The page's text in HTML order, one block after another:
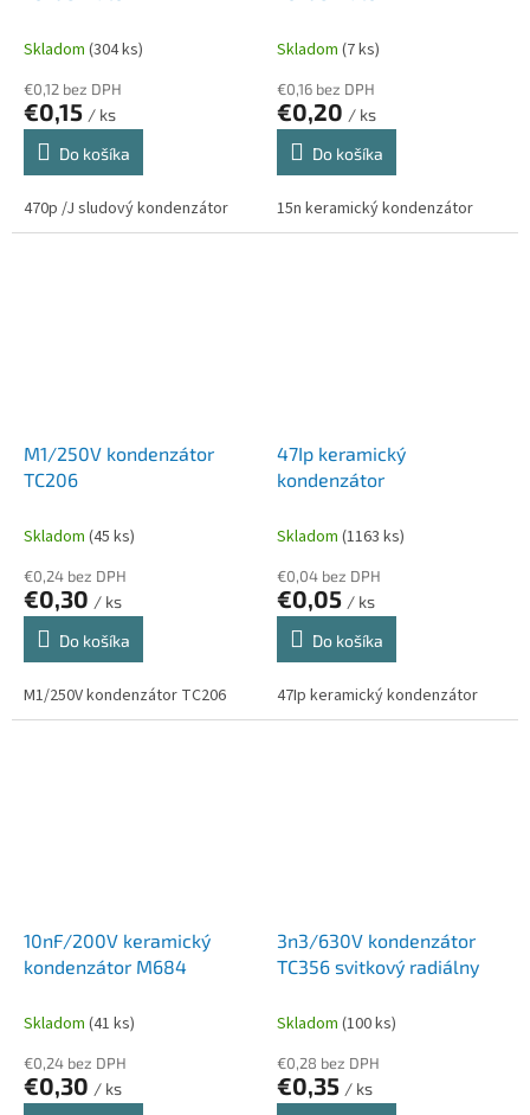
Skladom (304 ks)
€0,12 bez DPH
€0,15 / ks
Do košíka
470p /J sludový kondenzátor
Skladom (7 ks)
€0,16 bez DPH
€0,20 / ks
Do košíka
15n keramický kondenzátor
M1/250V kondenzátor
TC206
Skladom (45 ks)
€0,24 bez DPH
€0,30 / ks
Do košíka
M1/250V kondenzátor TC206
47Ip keramický
kondenzátor
Skladom (1163 ks)
€0,04 bez DPH
€0,05 / ks
Do košíka
47Ip keramický kondenzátor
10nF/200V keramický
kondenzátor M684
Skladom (41 ks)
€0,24 bez DPH
€0,30 / ks
3n3/630V kondenzátor
TC356 svitkový radiálny
Skladom (100 ks)
€0,28 bez DPH
€0,35 / ks